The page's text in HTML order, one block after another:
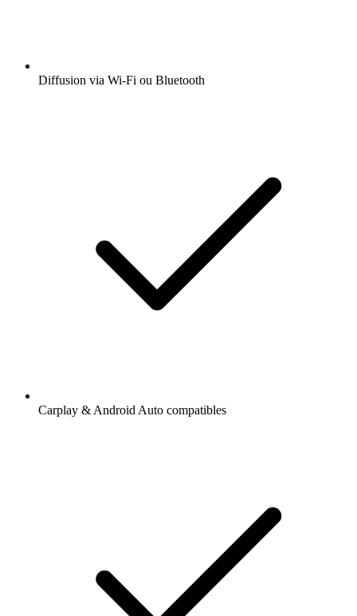
Diffusion via Wi-Fi ou Bluetooth
Carplay & Android Auto compatibles